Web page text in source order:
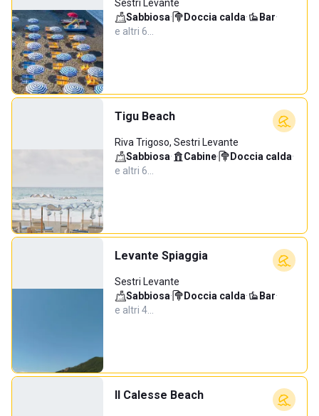
Sestri Levante
Sabbiosa· Doccia calda· Bar·
e altri 6…
Tigu Beach
Riva Trigoso, Sestri Levante
Sabbiosa· Cabine· Doccia calda·
e altri 6…
Levante Spiaggia
Sestri Levante
Sabbiosa· Doccia calda· Bar·
e altri 4…
Il Calesse Beach